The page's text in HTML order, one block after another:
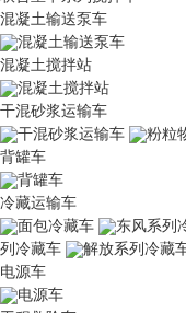
混凝土输送泵车
混凝土输送泵车
混凝土搅拌站
混凝土搅拌站
干混砂浆运输车
干混砂浆运输车
粉粒
背罐车
背罐车
冷藏运输车
面包冷藏车
东风系列
列冷藏车
解放系列冷藏
电源车
电源车